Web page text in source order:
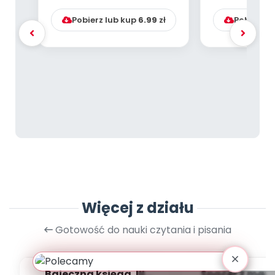
Pobierz lub kup 6.99 zł Pobierz
Więcej z działu
Gotowość do nauki czytania i pisania